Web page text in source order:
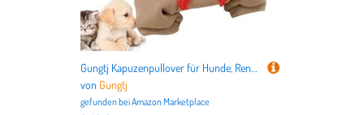
Gungtj Kapuzenpullover für Hunde, Rentier-Hundekostüm, Haustierkleidung für Winter, Geburtstag, Weihnachten, Party, Indoor-Aktivitäten, Alltag
von Gungtj
gefunden beiAmazon Marketplace